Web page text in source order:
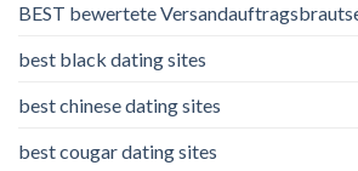
BEST bewertete
best black dating sites
best chinese dating sites
best cougar dating sites